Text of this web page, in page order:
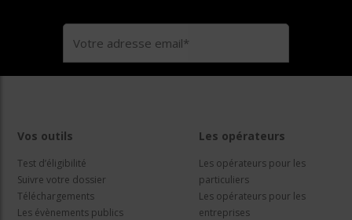
Vos outils
Test d’éligibilité
Suivre votre dossier
Téléchargements
Les évènements publics
Les opérateurs
Les opérateurs pour les
particuliers
Les opérateurs pour les
entreprises